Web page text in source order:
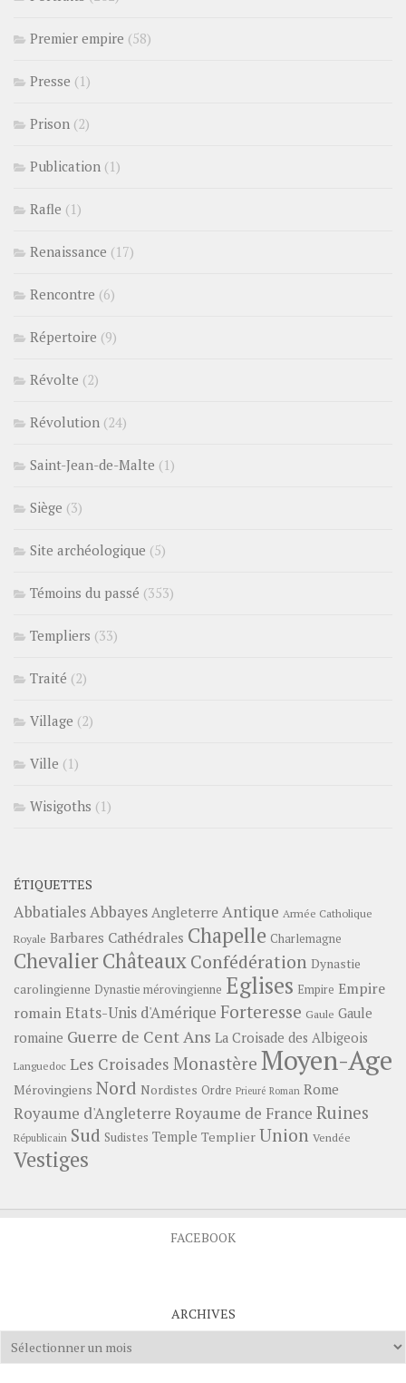
Premier empire (58)
Presse (1)
Prison (2)
Publication (1)
Rafle (1)
Renaissance (17)
Rencontre (6)
Répertoire (9)
Révolte (2)
Révolution (24)
Saint-Jean-de-Malte (1)
Siège (3)
Site archéologique (5)
Témoins du passé (353)
Templiers (33)
Traité (2)
Village (2)
Ville (1)
Wisigoths (1)
ÉTIQUETTES
AbbatialesAbbayes Angleterre Antique Armée Catholique
Royale Barbares Cathédrales Chapelle Charlemagne
ChevalierChâteauxConfédération Dynastie
carolingienne Dynastie mérovingienne Eglises Empire Empire
romainEtats-Unis d'Amérique Forteresse Gaule Gaule
romaine Guerre de Cent Ans La Croisade des Albigeois
Languedoc Les Croisades Monastère Moyen-Age
Mérovingiens Nord Nordistes Ordre Prieuré Roman Rome
Royaume d'Angleterre Royaume de France Ruines
Républicain Sud Sudistes Temple Templier Union Vendée
Vestiges
FACEBOOK
ARCHIVES
Archives